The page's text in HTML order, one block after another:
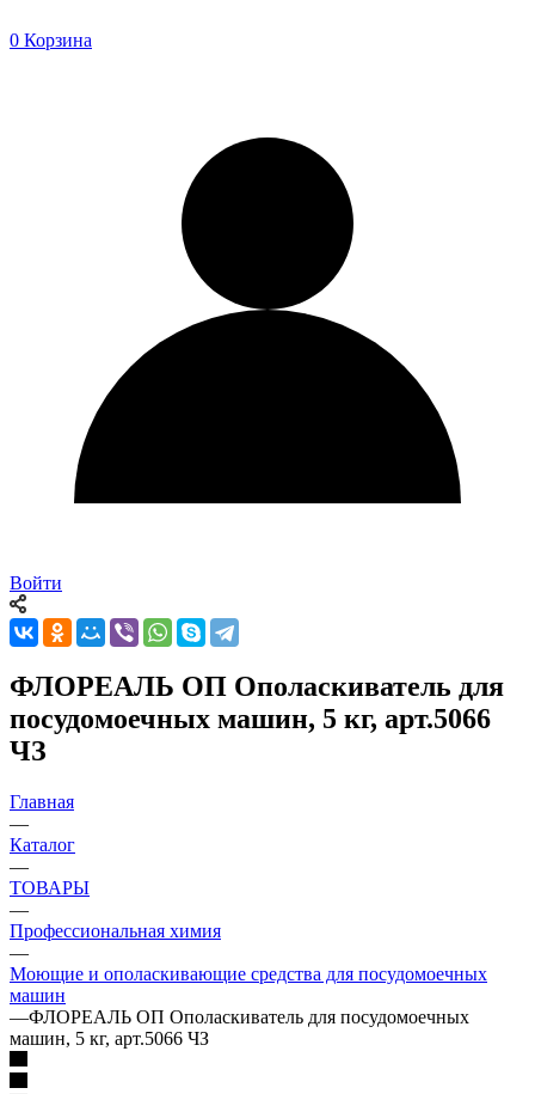
0 Корзина
Войти
ФЛОРЕАЛЬ ОП Ополаскиватель для
посудомоечных машин, 5 кг, арт.5066
ЧЗ
Главная
—
Каталог
—
ТОВАРЫ
—
Профессиональная химия
—
Моющие и ополаскивающие средства для посудомоечных
машин
—ФЛОРЕАЛЬ ОП Ополаскиватель для посудомоечных
машин, 5 кг, арт.5066 ЧЗ